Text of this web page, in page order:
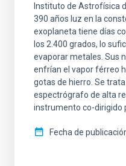
Instituto de Astrofísica
390 años luz en la
exoplaneta tiene días
los 2.400 grados, lo
evaporar metales. Sus
enfrían el vapor férreo
gotas de hierro. Se
espectrógrafo de alta
instrumento co-dirigido
Fecha de